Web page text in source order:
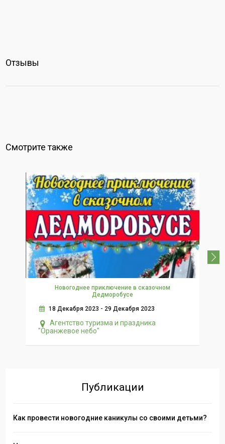
Отзывы
Смотрите также
Новогоднее приключение в сказочном
Дедморобусе
18 Декабря 2023 - 29 Декабря 2023
Агентство туризма и праздника
"Оранжевое небо"
Публикации
Как провести новогодние каникулы со своими детьми?